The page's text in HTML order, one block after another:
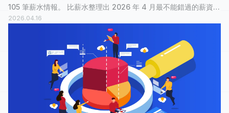
105 筆薪水情報。 比薪水整理出 2026 年 4 月最不能錯過的薪資情
報，讓正在物色新工作的大家，可以快速了解汽車及其零件製造業
2026.04.16